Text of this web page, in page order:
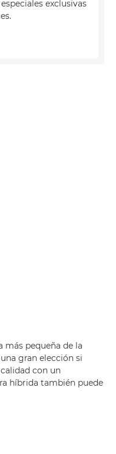
exclusivas
más pequeña de la
gran elección si
con un
híbrida también puede